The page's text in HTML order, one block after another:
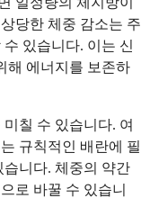
당한 체중 감소는 주
있습니다. 이는 신
해 에너지를 보존하
칠 수 있습니다. 여
규칙적인 배란에 필
니다. 체중의 약간
로 바꿀 수 있습니